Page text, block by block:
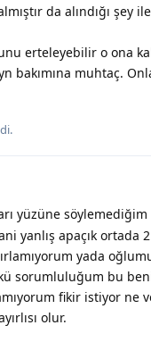
da alındığı şey
erteleyebilir o ona
muhtaç.
.
yüzüne
yanlış apaçık ortada
yada
sorumluluğum bu
fikir istiyor ne
olur.